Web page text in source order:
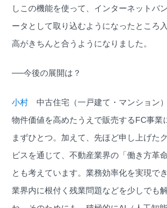
しこの機能を使って、インターネットバ
ータとして取り込むようになったところ
高がきちんと合うようになりました。
──今後の展開は？
小村 中古住宅（一戸建て・マンション
物件価値を高めたうえで販売するFC事業
まずひとつ。加えて、先ほど申し上げた
ビスを通じて、不動産業界の「働き方革
とも考えています。業務効率化を実現で
業界内に根付く残業問題などを少しでも